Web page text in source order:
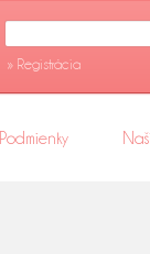
» Registrácia
Podmienky